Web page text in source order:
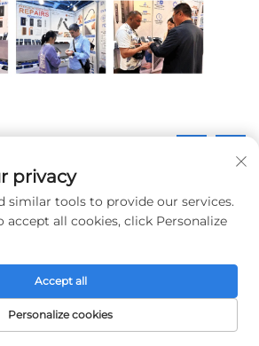
privacy
similar tools to provide our services.
all cookies, click Personalize
Personalize cookies
Accept all